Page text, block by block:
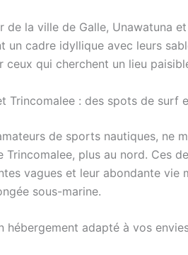
de la ville de Galle, Unawatuna
un cadre idyllique avec leurs
ceux qui cherchent un lieu
Trincomalee : des spots de surf
de sports nautiques, ne
Trincomalee, plus au nord. Ces
vagues et leur abondante vie
sous-marine.
hébergement adapté à vos